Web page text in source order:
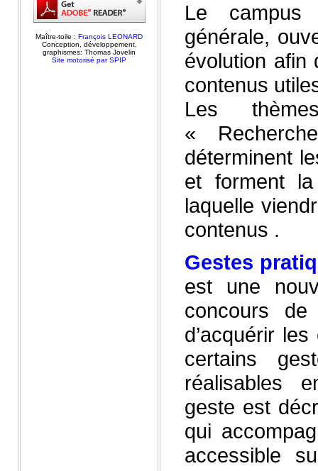
Maître-toile : François LEONARD
Conception, développement,
graphismes: Thomas Jovelin
Site motorisé par SPIP
Le campus
générale,
évolution afin
contenus
Les
«
déterminent
et forment
laquelle
contenus .
Gestes
est une
concours
d’acquérir
certains
réalisables
geste est
qui
accessible